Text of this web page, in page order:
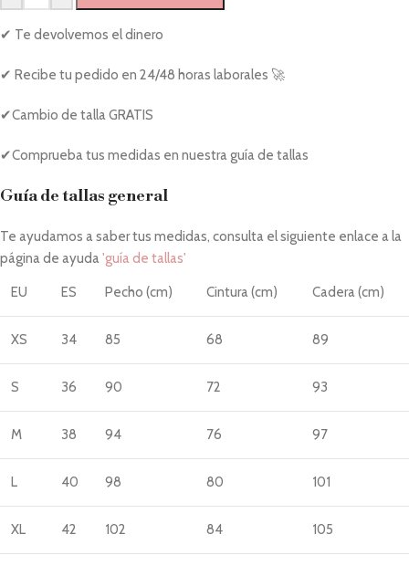
✔ Te devolvemos el dinero
✔ Recibe tu pedido en 24/48 horas laborales 🚀
✔Cambio de talla GRATIS
✔Comprueba tus medidas en nuestra guía de tallas
Guía de tallas general
Te ayudamos a saber tus medidas, consulta el siguiente enlace a la
página de ayuda'guía de tallas'
EU ES Pecho (cm) Cintura (cm) Cadera (cm)
XS 34 85 68 89
S 36 90 72 93
M 38 94 76 97
L 40 98 80 101
XL 42 102 84 105